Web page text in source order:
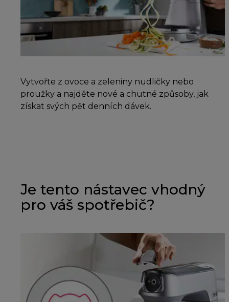
Vytvořte z ovoce a zeleniny nudličky nebo
proužky a najděte nové a chutné způsoby, jak
získat svých pět denních dávek.
Je tento nástavec vhodný
pro váš spotřebič?